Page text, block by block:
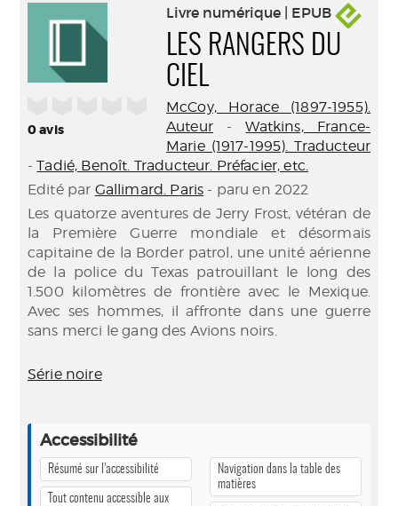
0avis
Livre numérique | EPUB
LES RANGERS DU
CIEL
McCoy, Horace (1897-1955).
Auteur-Watkins, France-
Marie (1917-1995). Traducteur
-Tadié, Benoît. Traducteur. Préfacier, etc.
Edité par Gallimard. Paris - paru en 2022
Les quatorze aventures de Jerry Frost, vétéran de
la Première Guerre mondiale et désormais
capitaine de la Border patrol, une unité aérienne
de la police du Texas patrouillant le long des
1.500 kilomètres de frontière avec le Mexique.
Avec ses hommes, il affronte dans une guerre
sans merci le gang des Avions noirs.
Série noire
Accessibilité
Résumé sur l’accessibilité
Tout contenu accessible aux
Navigation dans la table des
matières